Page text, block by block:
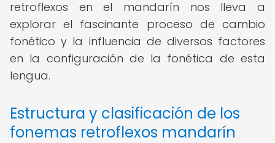
retroflexos en el mandarín nos lleva a
explorar el fascinante proceso de cambio
fonético y la influencia de diversos factores
en la configuración de la fonética de esta
lengua.
Estructura y clasificación de los
fonemas retroflexos mandarín